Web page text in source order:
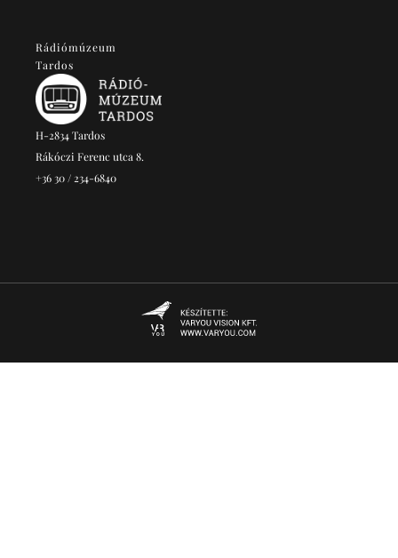
Rádiómúzeum
Tardos
H-2834 Tardos
Rákóczi Ferenc utca 8.
+36 30 / 234-6840